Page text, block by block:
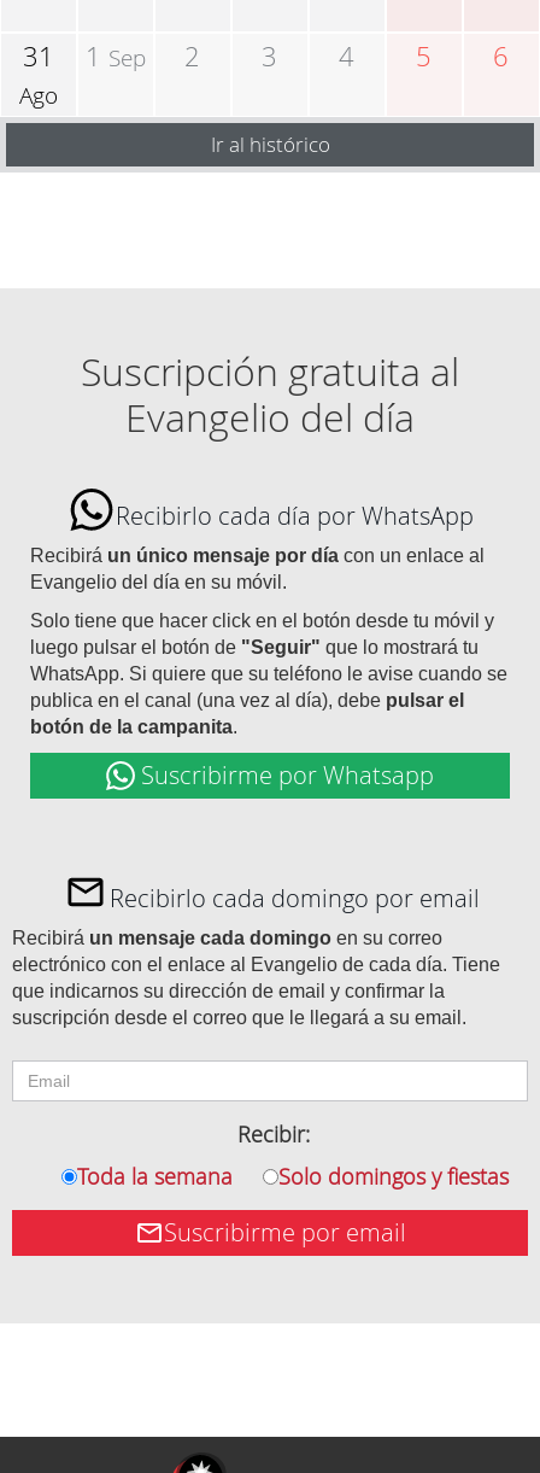
31
Ago
1 Sep 2 3 4 5 6
Ir al histórico
Suscripción gratuita al
Evangelio del día
Recibirlo cada día por WhatsApp
Recibirá un único mensaje por día con un enlace al
Evangelio del día en su móvil.
Solo tiene que hacer click en el botón desde tu móvil y
luego pulsar el botón de "Seguir" que lo mostrará tu
WhatsApp. Si quiere que su teléfono le avise cuando se
publica en el canal (una vez al día), debe pulsar el
botón de la campanita.
Suscribirme por Whatsapp
Recibirlo cada domingo por email
Recibirá un mensaje cada domingo en su correo
electrónico con el enlace al Evangelio de cada día. Tiene
que indicarnos su dirección de email y confirmar la
suscripción desde el correo que le llegará a su email.
Recibir:
Toda la semana
Solo domingos y fiestas
Suscribirme por email